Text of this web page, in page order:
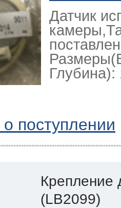
Датчик
Глубина):
поступлении
Крепление
(LB2099)